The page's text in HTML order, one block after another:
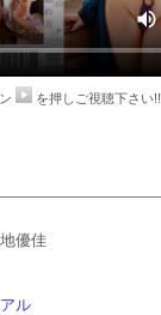
を押しご視聴下さい!!
優佳
ル